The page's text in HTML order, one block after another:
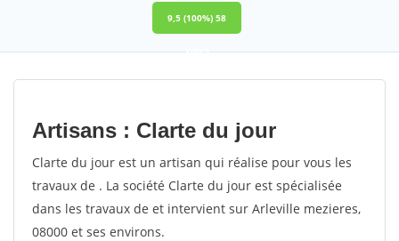
9,5 (100%) 58
votes
Artisans : Clarte du jour
Clarte du jour est un artisan qui réalise pour vous les
travaux de . La société Clarte du jour est spécialisée
dans les travaux de et intervient sur Arleville mezieres,
08000 et ses environs.